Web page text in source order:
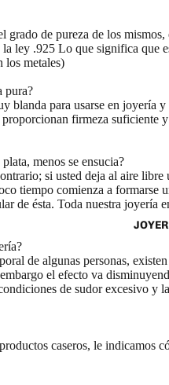
grado de pureza de los mismos,
ley .925 Lo que significa que
los metales)
pura?
blanda para usarse en joyería y
firmeza suficiente
menos se ensucia?
si usted deja al aire libre
tiempo comienza a formarse
de ésta. Toda nuestra joyería
de algunas personas, existen
el efecto va
de sudor excesivo y
caseros, le indicamos